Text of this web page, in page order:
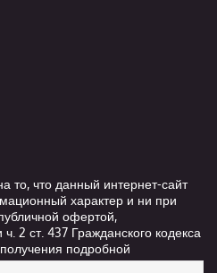
что данный интернет-сайт
характер и ни при
офертой,
2 ст. 437 Гражданского кодекса
подробной
выполнения услуг,